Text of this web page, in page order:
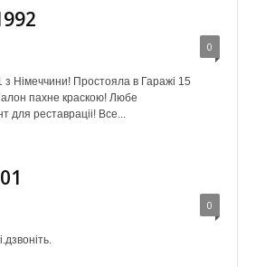
0
з Німеччини! Простояла в Гаражі 15
пахне краскою! Любе
реставраціі! Все...
0